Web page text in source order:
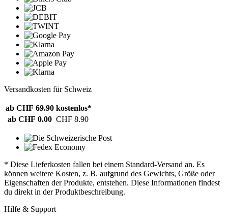
Versandkosten für Schweiz
ab CHF 69.90 kostenlos*
ab CHF 0.00 CHF 8.90
* Diese Lieferkosten fallen bei einem Standard-Versand an. Es
können weitere Kosten, z. B. aufgrund des Gewichts, Größe oder
Eigenschaften der Produkte, entstehen. Diese Informationen findest
du direkt in der Produktbeschreibung.
Hilfe & Support